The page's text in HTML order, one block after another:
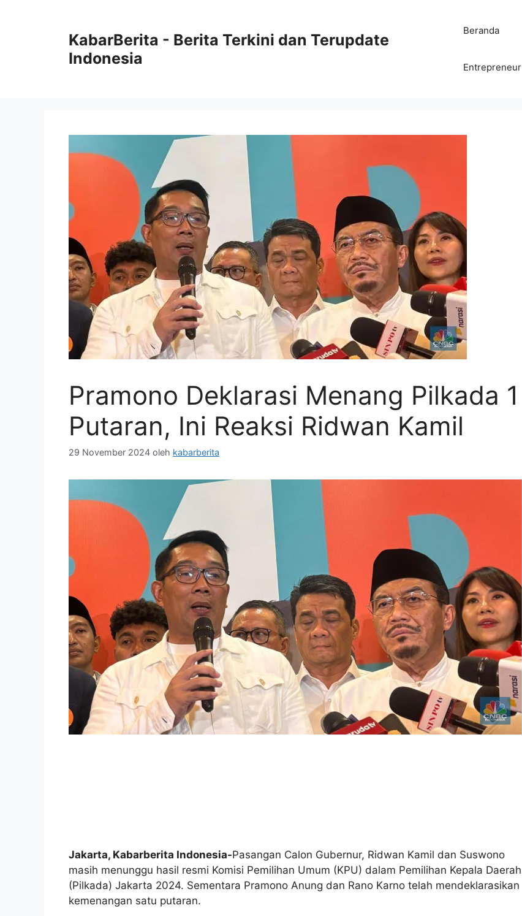
KabarBerita - Berita Terkini dan Terupdate
Indonesia
Beranda
Entrepreneur
Pramono Deklarasi Menang Pilkada 1
Putaran, Ini Reaksi Ridwan Kamil
29 November 2024 oleh kabarberita
Jakarta, Kabarberita Indonesia-Pasangan Calon Gubernur, Ridwan Kamil dan Suswono
masih menunggu hasil resmi Komisi Pemilihan Umum (KPU) dalam Pemilihan Kepala Daerah
(Pilkada) Jakarta 2024. Sementara Pramono Anung dan Rano Karno telah mendeklarasikan
kemenangan satu putaran.